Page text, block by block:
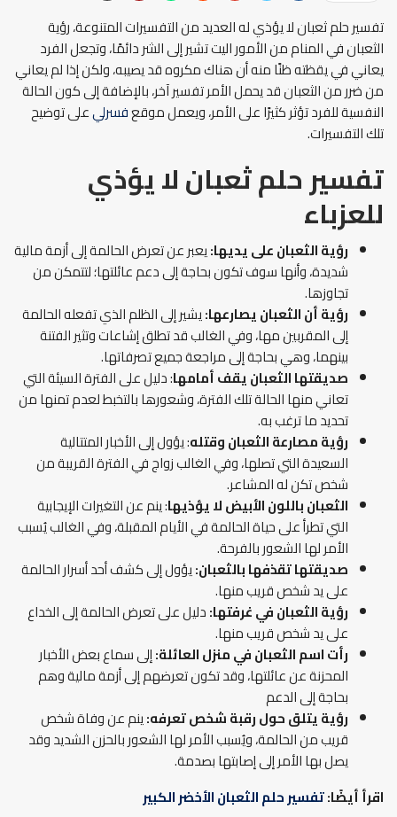
تفسير حلم ثعبان لا يؤذي له العديد من التفسيرات المتنوعة، رؤية
الثعبان في المنام من الأمور اليت تشير إلى الشر دائمًا، وتجعل الفرد
يعاني في يقظته ظنًا منه أن هناك مكروه قد يصيبه، ولكن إذا لم يعاني
من ضرر من الثعبان قد يحمل الأمر تفسير آخر، بالإضافة إلى كون الحالة
النفسية للفرد تؤثر كثيرًا على الأمر، ويعمل موقعفسرليعلى توضيح
تلك التفسيرات.
تفسير حلم ثعبان لا يؤذي
للعزباء
رؤية الثعبان على يديها:يعبر عن تعرض الحالمة إلى أزمة مالية
شديدة، وأنها سوف تكون بحاجة إلى دعم عائلتها؛ لتتمكن من
تجاوزها.
رؤية أن الثعبان يصارعها:يشير إلى الظلم الذي تفعله الحالمة
إلى المقربين مها، وفي الغالب قد تطلق إشاعات وتثير الفتنة
بينهما، وهي بحاجة إلى مراجعة جميع تصرفاتها.
صديقتها الثعبان يقف أمامها: دليل على الفترة السيئة التي
تعاني منها الحالة تلك الفترة، وشعورها بالتخبط لعدم تمنها من
تحديد ما ترغب به.
رؤية مصارعة الثعبان وقتله: يؤول إلى الأخبار المتتالية
السعيدة التي تصلها، وفي الغالب زواج في الفترة القريبة من
شخص تكن له المشاعر.
الثعبان باللون الأبيض لا يؤذيها: ينم عن التغيرات الإيجابية
التي تطرأ على حياة الحالمة في الأيام المقبلة، وفي الغالب يُسبب
الأمر لها الشعور بالفرحة.
صديقتها تقذفها بالثعبان:يؤول إلى كشف أحد أسرار الحالمة
على يد شخص قريب منها.
رؤية الثعبان في غرفتها:دليل على تعرض الحالمة إلى الخداع
على يد شخص قريب منها.
رأت اسم الثعبان في منزل العائلة:إلى سماع بعض الأخبار
المحزنة عن عائلتها، وقد تكون تعرضهم إلى أزمة مالية وهم
بحاجة إلى الدعم
رؤية يتلق حول رقبة شخص تعرفه:ينم عن وفاة شخص
قريب من الحالمة، ويُسبب الأمر لها الشعور بالحزن الشديد وقد
يصل بها الأمر إلى إصابتها بصدمة.
اقرأ أيضًا:تفسير حلم الثعبان الأخضر الكبير